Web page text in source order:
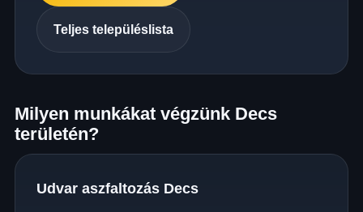
Teljes településlista
Milyen munkákat végzünk Decs
területén?
Udvar aszfaltozás Decs